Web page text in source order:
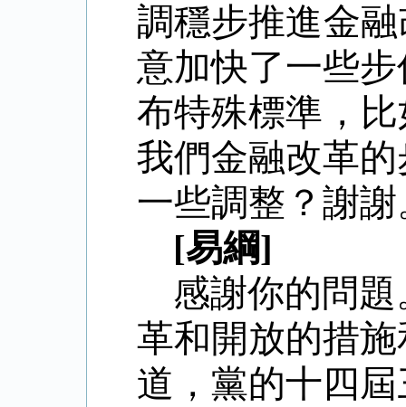
調穩步推進金
意加快了一些
布特殊標準，
我們金融改革
一些調整？謝謝
[易綱]
感謝你的問
革和開放的措
道，黨的十四